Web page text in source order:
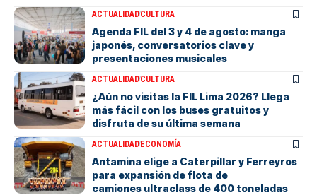
ACTUALIDADCULTURA
Agenda FIL del 3 y 4 de agosto: manga
japonés, conversatorios clave y
presentaciones musicales
ACTUALIDADCULTURA
¿Aún no visitas la FIL Lima 2026? Llega
más fácil con los buses gratuitos y
disfruta de su última semana
ACTUALIDADECONOMÍA
Antamina elige a Caterpillar y Ferreyros
para expansión de flota de
camiones ultraclass de 400 toneladas